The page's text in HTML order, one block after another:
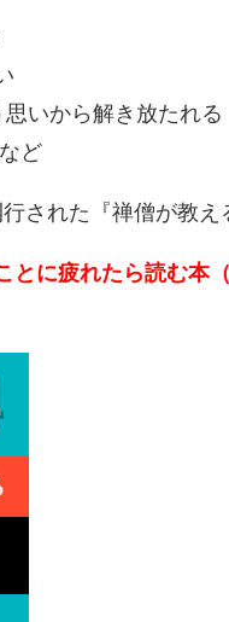
いから解き放たれる
ど
された『禅僧が教
に疲れたら読む本